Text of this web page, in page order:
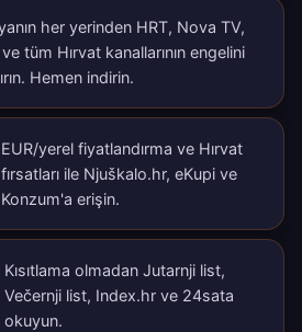
her yerinden HRT, Nova TV,
tüm Hırvat kanallarının engelini
Hemen indirin.
EUR/yerel fiyatlandırma ve Hırvat
fırsatları ile Njuškalo.hr, eKupi ve
Konzum'a erişin.
Kısıtlama olmadan Jutarnji list,
Večernji list, Index.hr ve 24sata
okuyun.